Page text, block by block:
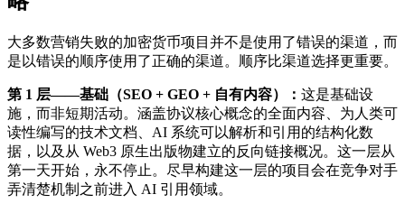
大多数营销失败的加密货币项目并不是使用了错误的渠道，而
是以错误的顺序使用了正确的渠道。顺序比渠道选择更重要。
第 1 层——基础（SEO + GEO + 自有内容）： 这是基础设
施，而非短期活动。涵盖协议核心概念的全面内容、为人类可
读性编写的技术文档、AI 系统可以解析和引用的结构化数
据，以及从 Web3 原生出版物建立的反向链接概况。这一层从
第一天开始，永不停止。尽早构建这一层的项目会在竞争对手
弄清楚机制之前进入 AI 引用领域。